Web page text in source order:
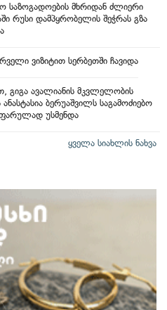
საზოგადოების მხრიდან ძლიერი
რუსი დამპყრობელის შეჭრას გზა
ვიზიტით სერბეთში ჩავიდა
გიგა ავალიანის მკვლელობის
ბერუაშვილს საგამოძიებო
უსმენდა
ყველა სიახლის ნახვა